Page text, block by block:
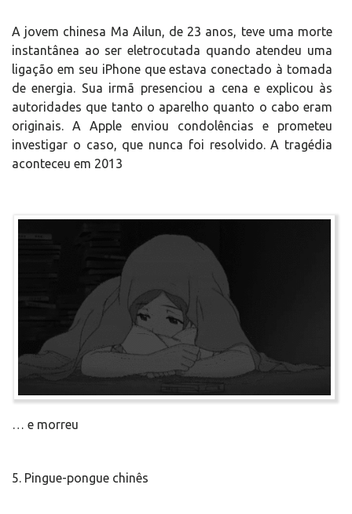
A jovem chinesa Ma Ailun, de 23 anos, teve uma morte
instantânea ao ser eletrocutada quando atendeu uma
ligação em seu iPhone que estava conectado à tomada
de energia. Sua irmã presenciou a cena e explicou às
autoridades que tanto o aparelho quanto o cabo eram
originais. A Apple enviou condolências e prometeu
investigar o caso, que nunca foi resolvido. A tragédia
aconteceu em 2013
… e morreu
5. Pingue-pongue chinês